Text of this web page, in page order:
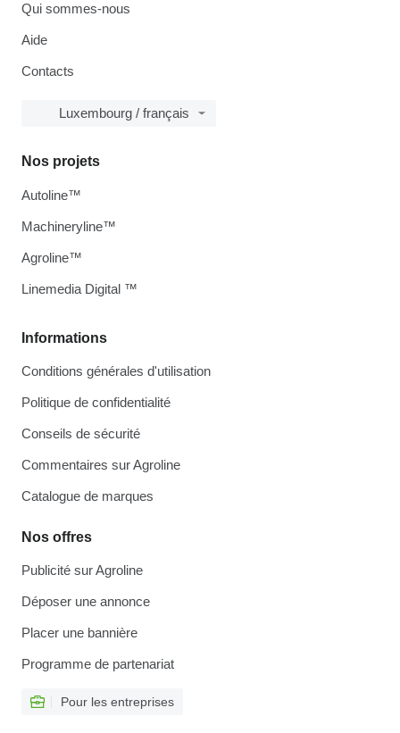
Qui sommes-nous
Aide
Contacts
Luxembourg / français
Informations
Conditions générales d'utilisation
Politique de confidentialité
Conseils de sécurité
Commentaires sur Agroline
Catalogue de marques
Nos offres
Publicité sur Agroline
Déposer une annonce
Placer une bannière
Programme de partenariat
Pour les entreprises
Nos projets
Autoline™
Machineryline™
Agroline™
Linemedia Digital ™